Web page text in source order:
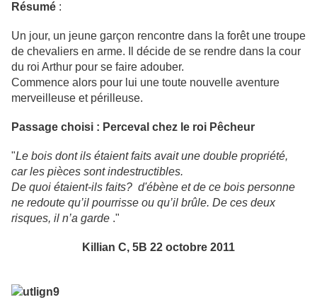
Résumé :
Un jour, un jeune garçon rencontre dans la forêt une troupe
de chevaliers en arme.
Il décide de se rendre dans la cour
du roi Arthur pour se faire adouber.
Commence alors pour lui une toute nouvelle aventure
merveilleuse et périlleuse.
Passage choisi : Perceval chez le roi Pêcheur
"Le bois dont ils étaient faits avait une double propriété,
car les pièces sont indestructibles.
De quoi étaient-ils faits? d'ébène et de ce bois personne
ne redoute qu’il pourrisse ou qu’il brûle. De ces deux
risques, il n’a garde ."
Killian C, 5B 22 octobre 2011